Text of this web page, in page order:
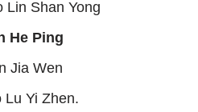
Lin Shan Yong
He Ping
Jia Wen
Lu Yi Zhen.